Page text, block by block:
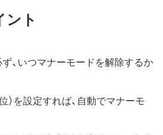
ント
、いつマナーモードを解除するか
）を設定すれば、自動でマナーモ